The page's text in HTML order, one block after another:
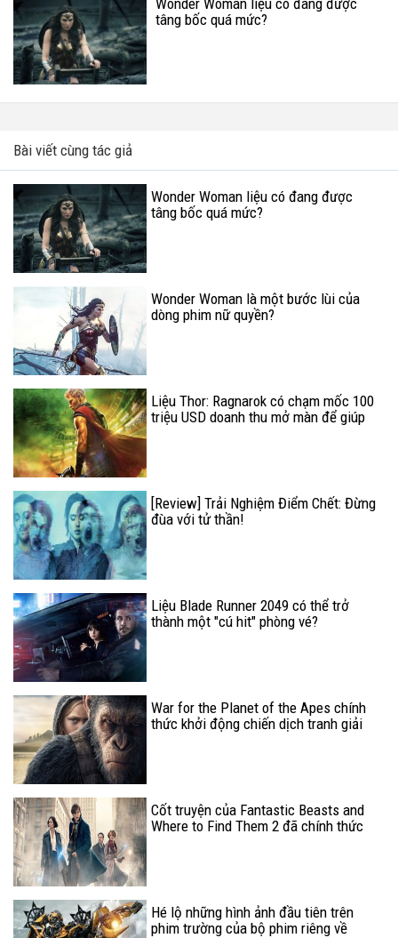
tâng bốc quá mức?
Bài viết cùng tác giả
Wonder Woman liệu có đang được
tâng bốc quá mức?
Wonder Woman là một bước lùi của
dòng phim nữ quyền?
Liệu Thor: Ragnarok có chạm mốc 100
triệu USD doanh thu mở màn để giúp
[Review] Trải Nghiệm Điểm Chết: Đừng
đùa với tử thần!
Liệu Blade Runner 2049 có thể trở
thành một "cú hit" phòng vé?
War for the Planet of the Apes chính
thức khởi động chiến dịch tranh giải
Cốt truyện của Fantastic Beasts and
Where to Find Them 2 đã chính thức
Hé lộ những hình ảnh đầu tiên trên
phim trường của bộ phim riêng về